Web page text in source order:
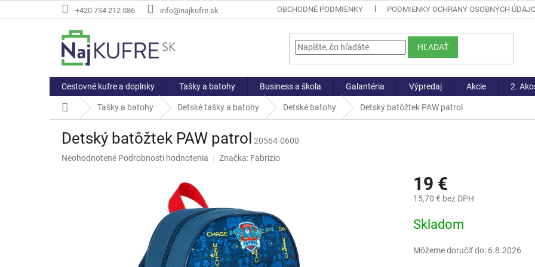
na
+420 734 212 086 info@najkufre.sk OBCHODNÉ PODMIENKY PODMIENKY OCHRANY OSOBNÝCH
HĽADAŤ
Cestovné kufre a doplnky Tašky a batohy Business a škola Galantéria Výpredaj Akcie 2.
DomovTašky a batohy Detské tašky a batohy Detské batohy Detský batôžtek PAW patrol
Detský batôžtek PAW patrol
20564-0600
Priemerné
Neohodnotené Podrobnosti hodnotenia Značka: Fabrizio
19 €
15,70 € bez DPH
cena:
Skladom
Môžeme doručiť do: 6.8.2026